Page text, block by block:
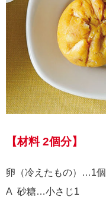
【材料 2個分】
卵（冷えたもの）…1個
A 砂糖…小さじ1